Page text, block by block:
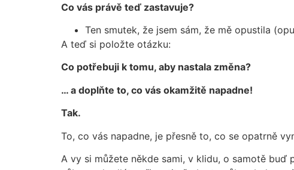
Co vás právě teď zastavuje?
Ten smutek, že jsem sám, že mě opustila
A teď si položte otázku:
Co potřebuji k tomu, aby nastala změna?
… a doplňte to, co vás okamžitě napadne!
Tak.
To, co vás napadne, je přesně to, co se opatrně
A vy si můžete někde sami, v klidu, o samotě